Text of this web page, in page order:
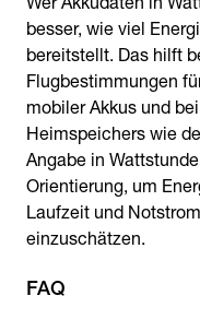
besser, wie viel
bereitstellt. Das hilft
Flugbestimmungen
mobiler Akkus und
Heimspeichers wie
Angabe in
Orientierung, um
Laufzeit und
einzuschätzen.
FAQ